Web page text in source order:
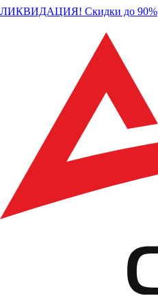
ЛИКВИДАЦИЯ! Скидки до 90%